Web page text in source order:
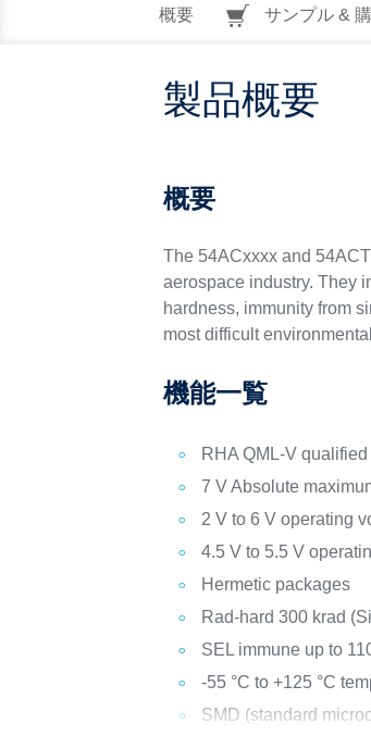
概要 サンプル &
製品概要
概要
The 54ACxxxx and
aerospace industry. They
hardness, immunity from
most difficult
機能一覧
RHA QML-V qualified
7 V Absolute
2 V to 6 V operating
4.5 V to 5.5 V
Hermetic packages
Rad-hard 300 krad
SEL immune up to
-55 °C to +125 °C
SMD (standard